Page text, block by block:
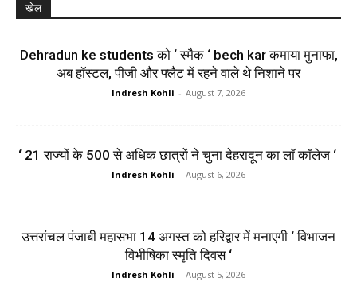
खेल
Dehradun ke students को ‘ स्मैक ‘ bech kar कमाया मुनाफा,
अब हॉस्टल, पीजी और फ्लैट में रहने वाले थे निशाने पर
Indresh Kohli - August 7, 2026
‘ 21 राज्यों के 500 से अधिक छात्रों ने चुना देहरादून का लाॅ काॅलेज ‘
Indresh Kohli - August 6, 2026
उत्तरांचल पंजाबी महासभा 14 अगस्त को हरिद्वार में मनाएगी ‘ विभाजन
विभीषिका स्मृति दिवस ‘
Indresh Kohli - August 5, 2026